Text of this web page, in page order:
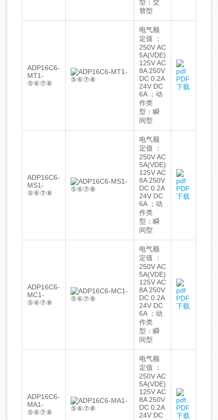
型：交
替型
ADP16C6-
MT1-
⑤⑥⑦⑧
电气额
定值 ：
250V AC
5A(VDE)
125V AC
8A 250V
DC 0.2A
24V DC
6A ；动
作类
型：瞬
间型
PDF
下载
ADP16C6-
MS1-
⑤⑥⑦⑧
电气额
定值 ：
250V AC
5A(VDE)
125V AC
8A 250V
DC 0.2A
24V DC
6A ；动
作类
型：瞬
间型
PDF
下载
ADP16C6-
MC1-
⑤⑥⑦⑧
电气额
定值 ：
250V AC
5A(VDE)
125V AC
8A 250V
DC 0.2A
24V DC
6A ；动
作类
型：瞬
间型
PDF
下载
ADP16C6-
MA1-
⑤⑥⑦⑧
电气额
定值 ：
250V AC
5A(VDE)
125V AC
8A 250V
DC 0.2A
24V DC
PDF
下载